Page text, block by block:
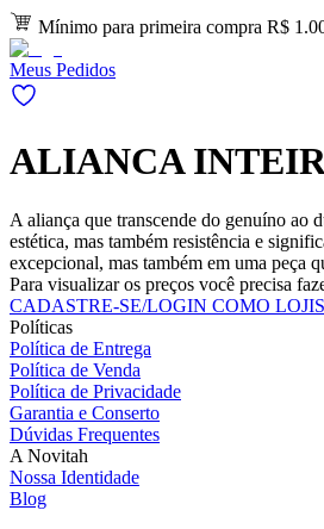
Mínimo para primeira compra R$
Meus Pedidos
ALIANCA
A aliança que transcende do genuíno ao
estética, mas também resistência e
excepcional, mas também em uma peça
Para visualizar os preços você precisa
CADASTRE-SE/LOGIN COMO
Políticas
Política de Entrega
Política de Venda
Política de Privacidade
Garantia e Conserto
Dúvidas Frequentes
A Novitah
Nossa Identidade
Blog